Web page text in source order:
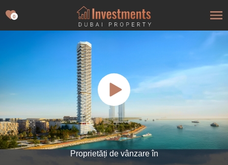
0
Proprietăți de vânzare în